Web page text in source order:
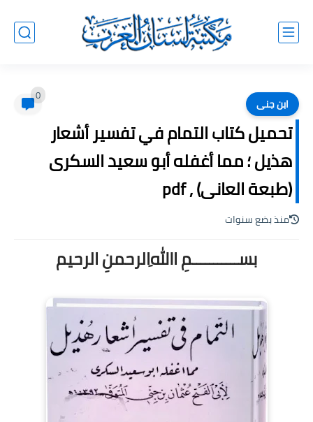
ابن جنى 0
تحميل كتاب التمام في تفسير أشعار
هذيل ؛ مما أغفله أبو سعيد السكرى
(طبعة العانى) , pdf
منذ بضع سنوات
بســـــــــــمِ اﷲِالرحمنِ الرحيم